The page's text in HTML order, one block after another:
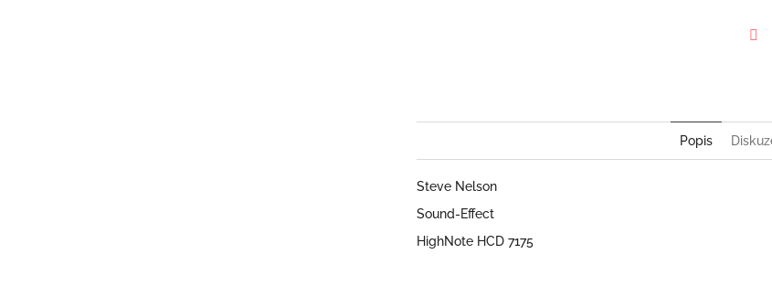
Popis
Steve Nelson
Sound-Effect
HighNote HCD 7175